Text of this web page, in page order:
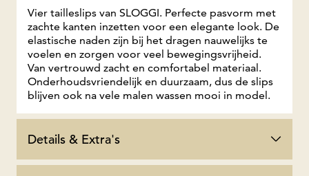
Vier tailleslips van SLOGGI. Perfecte pasvorm met
zachte kanten inzetten voor een elegante look. De
elastische naden zijn bij het dragen nauwelijks te
voelen en zorgen voor veel bewegingsvrijheid.
Van vertrouwd zacht en comfortabel materiaal.
Onderhoudsvriendelijk en duurzaam, dus de slips
blijven ook na vele malen wassen mooi in model.
Details & Extra's